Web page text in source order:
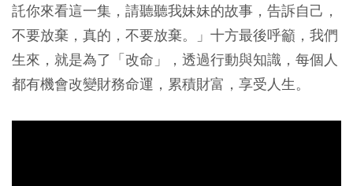
託你來看這一集，請聽聽我妹妹的故事，告訴自己，
不要放棄，真的，不要放棄。」十方最後呼籲，我們
生來，就是為了「改命」，透過行動與知識，每個人
都有機會改變財務命運，累積財富，享受人生。